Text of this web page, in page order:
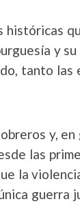
y
tanto las
y,
las
la
guerra